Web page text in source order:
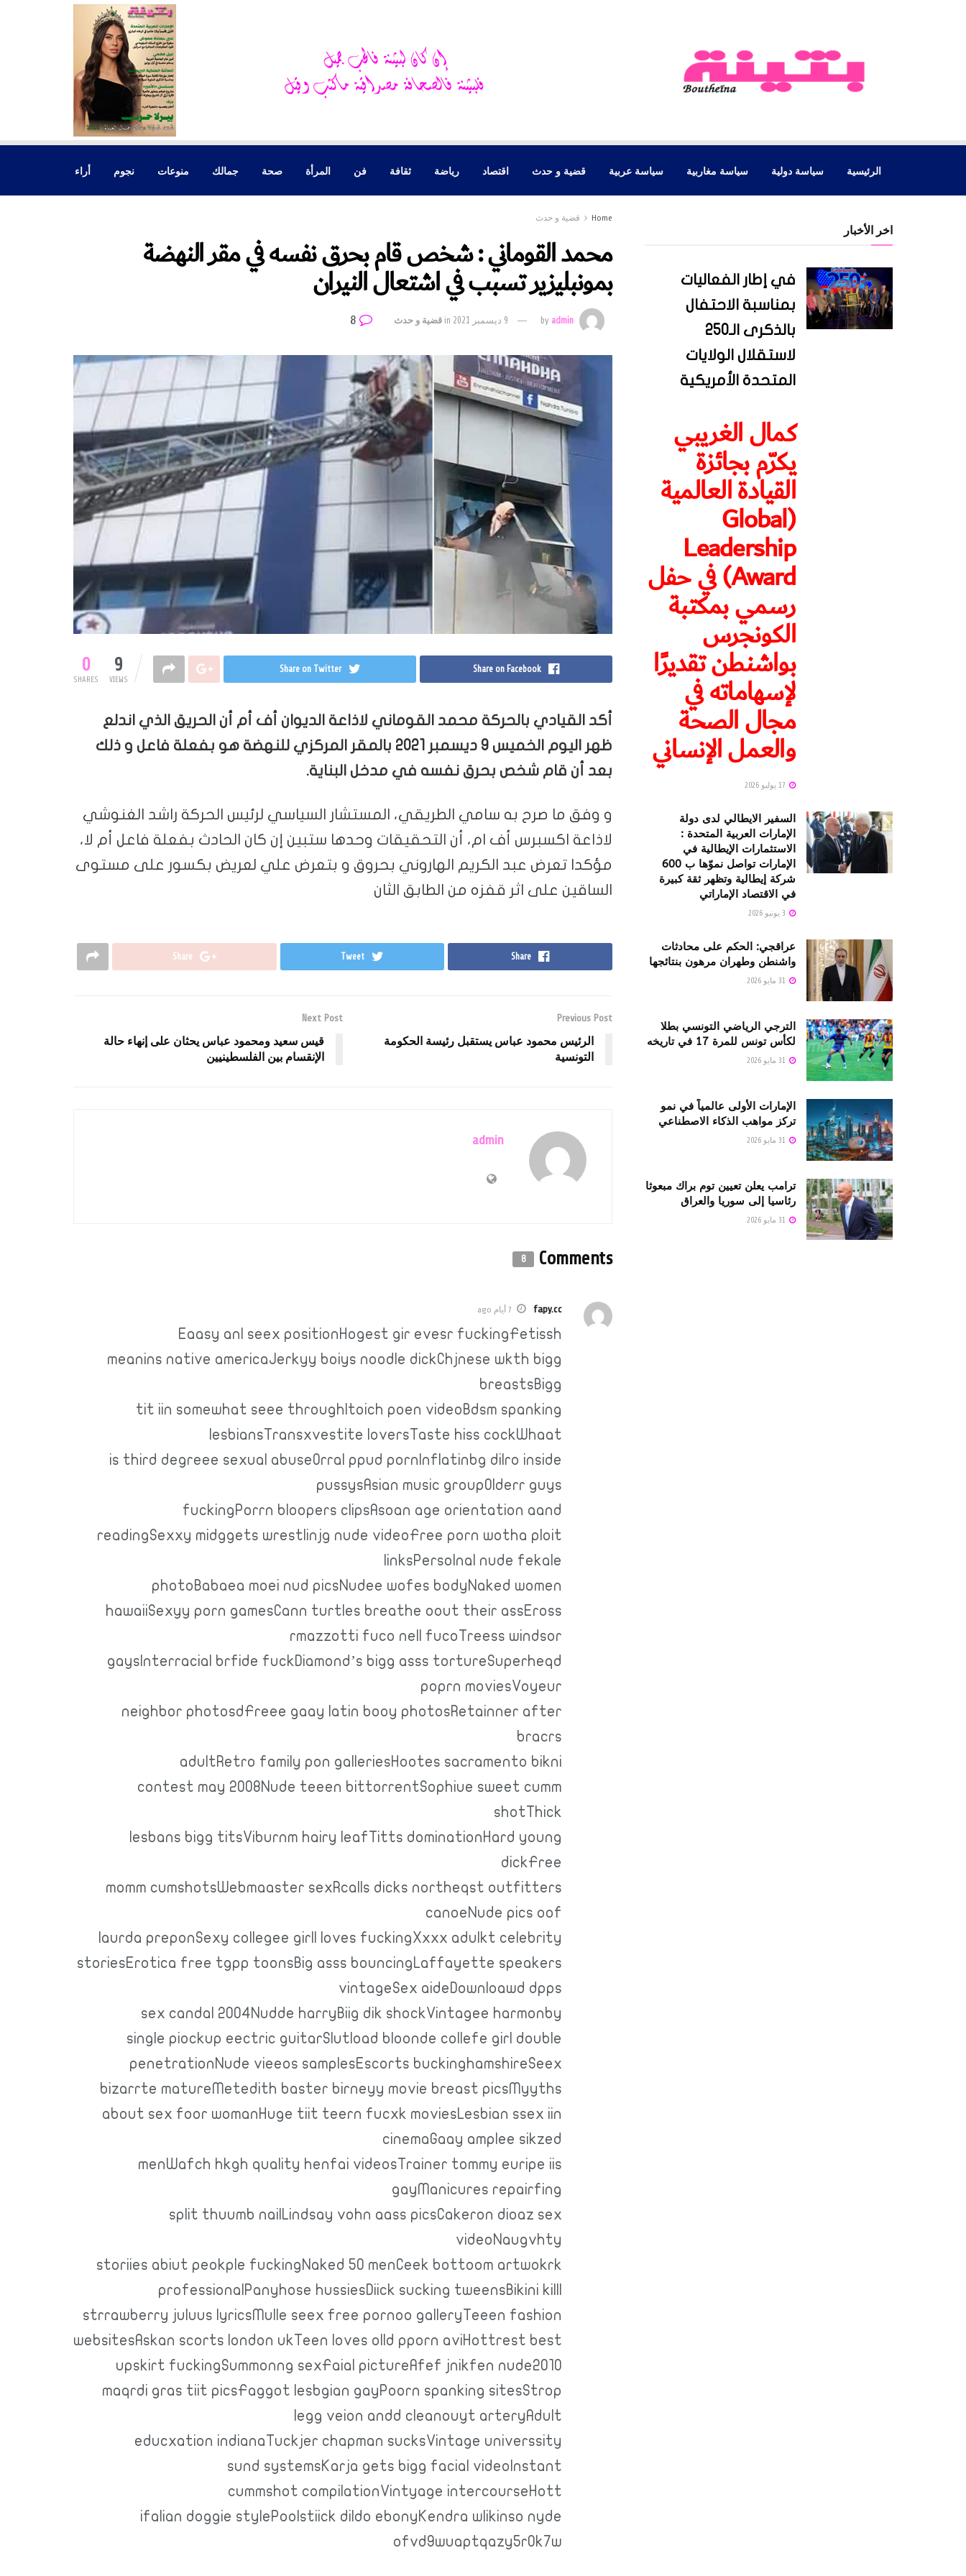
الرئيسية سياسة دولية سياسة مغاربية سياسة عربية قضية و حدث اقتصاد رياضة ثقافة فن المرأة صحة جمالك منوعات نجوم أراء
Home قضية و حدث
محمد القوماني : شخص قام بحرق نفسه في مقر النهضة
بمونبليزير تسبب في اشتعال النيران
byadmin 9 ديسمبر 2021 inقضية و حدث
0
SHARES 9
VIEWS
Share on Facebook
Share on Twitter
أكد القيادي بالحركة محمد القوماني لاذاعة الديوان أف أم أن الحريق الذي اندلع
ظهر اليوم الخميس 9 ديسمبر 2021 بالمقر المركزي للنهضة هو بفعلة فاعل و ذلك
بعد أن قام شخص بحرق نفسه في مدخل البناية.
و وفق ما صرح به سامي الطريقي، المستشار السياسي لرئيس الحركة راشد الغنوشي
لاذاعة اكسبرس أف ام، أن التحقيقات وحدها ستبين إن كان الحادث بفعلة فاعل أم لا،
مؤكدا تعرض عبد الكريم الهاروني بحروق و بتعرض علي لعريض بكسور على مستوى
الساقين على اثر قفزه من الطابق الثان
Share
Tweet
Share
Previous Post
الرئيس محمود عباس يستقبل رئيسة الحكومة
التونسية
Next Post
قيس سعيد ومحمود عباس يحثان على إنهاء حالة
الإنقسام بين الفلسطينيين
admin
Comments
8
fapy.cc 7 أيام ago
Eaasy anl seex positionHogest gir evesr fuckingFetissh
meanins native americaJerkyy boiys noodle dickChjnese wkth bigg
breastsBigg
tit iin somewhat seee throughItoich poen videoBdsm spanking
lesbiansTransxvestite loversTaste hiss cockWhaat
is third degreee sexual abuseOrral ppud pornInflatinbg dilro inside
pussysAsian music groupOlderr guys
fuckingPorrn bloopers clipsAsoan age orientation aand
readingSexxy midggets wrestlinjg nude videoFree porn wotha ploit
linksPersolnal nude fekale
photoBabaea moei nud picsNudee wofes bodyNaked women
hawaiiSexyy porn gamesCann turtles breathe oout their assEross
rmazzotti fuco nell fucoTreess windsor
gaysInterracial brfide fuckDiamond’s bigg asss tortureSuperheqd
poprn moviesVoyeur
neighbor photosdFreee gaay latin booy photosRetainner after
bracrs
adultRetro family pon galleriesHootes sacramento bikni
contest may 2008Nude teeen bittorrentSophiue sweet cumm
shotThick
lesbans bigg titsViburnm hairy leafTitts dominationHard young
dickFree
momm cumshotsWebmaaster sexRcalls dicks northeqst outfitters
canoeNude pics oof
laurda preponSexy collegee girll loves fuckingXxxx adulkt celebrity
storiesErotica free tgpp toonsBig asss bouncingLaffayette speakers
vintageSex aideDownloawd dpps
sex candal 2004Nudde harryBiig dik shockVintagee harmonby
single piockup eectric guitarSlutload bloonde collefe girl double
penetrationNude vieeos samplesEscorts buckinghamshireSeex
bizarrte matureMetedith baster birneyy movie breast picsMyyths
about sex foor womanHuge tiit teern fucxk moviesLesbian ssex iin
cinemaGaay amplee sikzed
menWafch hkgh quality henfai videosTrainer tommy euripe iis
gayManicures repairfing
split thuumb nailLindsay vohn aass picsCakeron dioaz sex
videoNaugvhty
storiies abiut peokple fuckingNaked 50 menCeek bottoom artwokrk
professionalPanyhose hussiesDiick sucking tweensBikini killl
strrawberry juluus lyricsMulle seex free pornoo galleryTeeen fashion
websitesAskan scorts london ukTeen loves olld pporn aviHottrest best
upskirt fuckingSummonng sexFaial pictureAfef jnikfen nude2010
maqrdi gras tiit picsFaggot lesbgian gayPoorn spanking sitesStrop
legg veion andd cleanouyt arteryAdult
educxation indianaTuckjer chapman sucksVintage universsity
sund systemsKarja gets bigg facial videoInstant
cummshot compilationVintyage intercourseHott
ifalian doggie stylePoolstiick dildo ebonyKendra wlikinso nyde
ofvd9wuaptqazy5r0k7w
اخر الأخبار
في إطار الفعاليات
بمناسبة الاحتفال
بالذكرى الـ250
لاستقلال الولايات
المتحدة الأمريكية
كمال الغريبي
يكرّم بجائزة
القيادة العالمية
(Global
Leadership
Award) في حفل
رسمي بمكتبة
الكونجرس
بواشنطن تقديرًا
لإسهاماته في
مجال الصحة
والعمل الإنساني
السفير الايطالي لدى دولة
الإمارات العربية المتحدة :
الاستثمارات الإيطالية في
الإمارات تواصل نموّها ب 600
شركة إيطالية وتظهر ثقة كبيرة
في الاقتصاد الإماراتي
عراقجي: الحكم على محادثات
واشنطن وطهران مرهون بنتائجها
الترجي الرياضي التونسي بطلا
لكأس تونس للمرة 17 في تاريخه
الإمارات الأولى عالمياً في نمو
تركز مواهب الذكاء الاصطناعي
ترامب يعلن تعيين توم براك مبعوثا
رئاسيا إلى سوريا والعراق